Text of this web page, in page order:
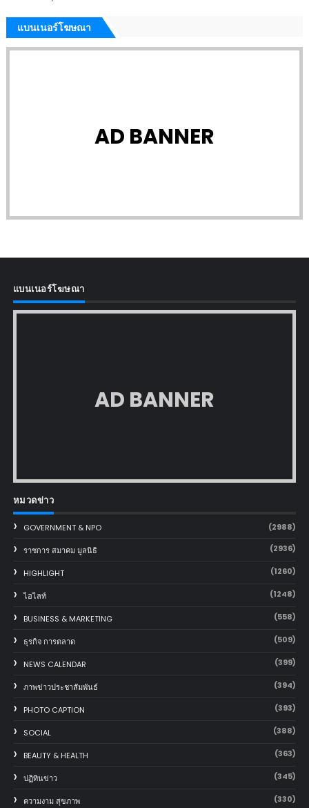
แบนเนอร์โฆษณา
AD BANNER
แบนเนอร์โฆษณา
AD BANNER
หมวดข่าว
GOVERNMENT & NPO (2988)
ราชการ สมาคม มูลนิธิ (2936)
HIGHLIGHT (1260)
ไฮไลท์ (1248)
BUSINESS & MARKETING (558)
ธุรกิจ การตลาด (509)
NEWS CALENDAR (399)
ภาพข่าวประชาสัมพันธ์ (394)
PHOTO CAPTION (393)
SOCIAL (388)
BEAUTY & HEALTH (363)
ปฏิทินข่าว (345)
ความงาม สุขภาพ (330)